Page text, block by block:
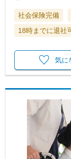
社会保険完備
18時までに退社
気に